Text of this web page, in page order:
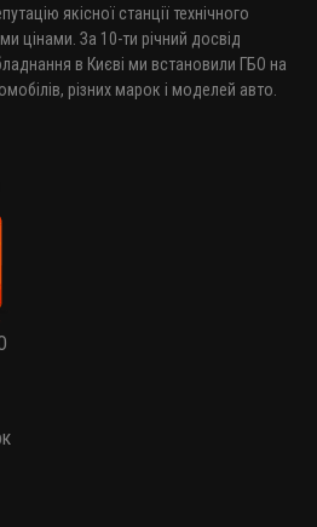
якісної станції технічного
цінами. За 10-ти річний досвід
в Києві ми встановили ГБО на
різних марок і моделей авто.